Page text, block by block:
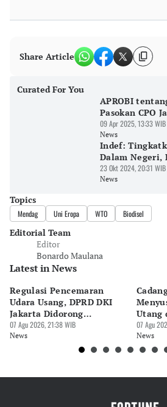
Share Article
Curated For You
APROBI
Pasokan CPO
09 Apr 2025, 13:33 WIB
News
Indef:
Dalam Negeri,
23 Okt 2024, 20:31 WIB
News
Topics
Mendag Uni Eropa WTO Biodisel
Editorial Team
Editor
Bonardo Maulana
Latest in News
Regulasi Pencemaran
Udara Usang, DPRD DKI
Jakarta Didorong
Prioritaskan Revisi Perda
07 Agu 2026, 21:38 WIB
News
Utang
07 Agu
News